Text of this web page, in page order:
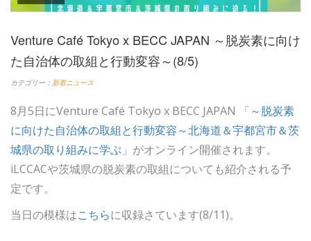
Venture Café Tokyo x BECC JAPAN ～脱炭素に向け
た自治体の取組と行動変容～(8/5)
カテゴリー： 新着ニュース
8月5日にVenture Café Tokyo x BECC JAPAN 「～脱炭素
に向けた自治体の取組と行動変容～北海道＆宇都宮市＆茨
城県の取り組みに学ぶ 」がオンライン開催されます。
iLCCACや茨城県の脱炭素の取組についても紹介される予
定です。
当日の模様はこちらに収録さています(8/11)。